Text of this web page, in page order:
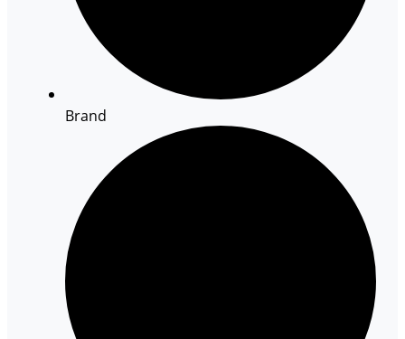
Brand